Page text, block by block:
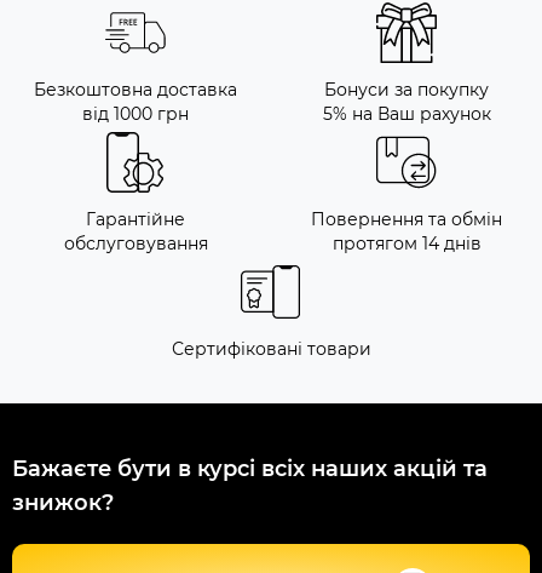
Безкоштовна доставка
від 1000 грн
Бонуси за покупку
5% на Ваш рахунок
Гарантійне
обслуговування
Повернення та обмін
протягом 14 днів
Сертифіковані товари
Бажаєте бути в курсі всіх наших акцій та
знижок?